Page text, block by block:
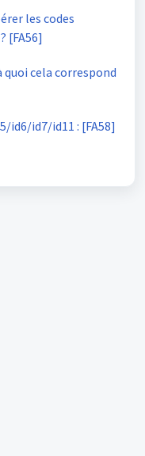
les codes
[FA56]
quoi cela correspond
id6/id7/id11 : [FA58]